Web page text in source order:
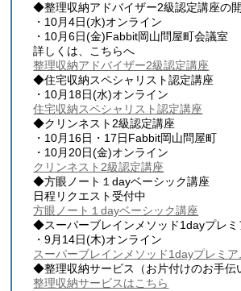
◆整理収納アドバイザー2級認定講座の
・10月4日(水)オンライン
・10月6日(金)Fabbit岡山問屋町会議室
詳しくは、こちらへ
整理収納アドバイザー2級認定講座
◆住宅収納スペシャリスト認定講座
・10月18日(水)オンライン
住宅収納スペシャリスト認定講座
◆クリンネスト2級認定講座
・10月16日・17日Fabbit岡山問屋町
・10月20日(金)オンライン
クリンネスト2級認定講座
◆方眼ノート１dayベーシック講座
日程リクエスト受付中
方眼ノート１dayベーシック講座
◆スーパーブレインメソッド1dayプレミ
・9月14日(木)オンライン
スーパーブレインメソッド1dayプレミア
◆整理収納サービス（お片付けのお手伝
整理収納サービスはこちら